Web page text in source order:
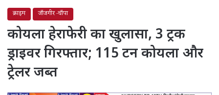
क्राइम जाँजगीर -चाँपा
कोयला हेराफेरी का खुलासा, 3 ट्रक
ड्राइवर गिरफ्तार; 115 टन कोयला और
ट्रेलर जब्त